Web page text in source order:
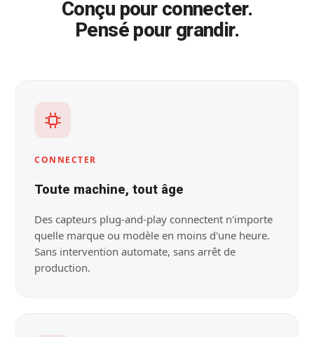
Conçu pour connecter.
Pensé pour grandir.
CONNECTER
Toute machine, tout âge
Des capteurs plug-and-play connectent n'importe
quelle marque ou modèle en moins d'une heure.
Sans intervention automate, sans arrêt de
production.